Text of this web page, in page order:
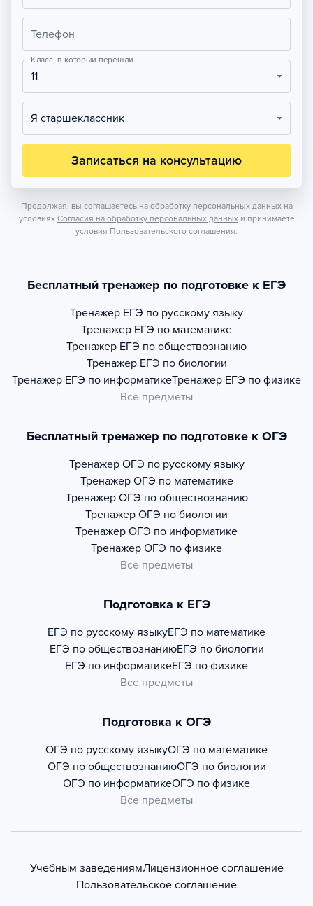
Телефон
Класс, в который перешли
11
Я старшеклассник
Записаться на консультацию
Продолжая, вы соглашаетесь на обработку персональных данных на
условиях Согласия на обработку персональных данных и принимаете
условия Пользовательского соглашения.
Бесплатный тренажер по подготовке к ЕГЭ
Тренажер ЕГЭ по русскому языку
Тренажер ЕГЭ по математике
Тренажер ЕГЭ по обществознанию
Тренажер ЕГЭ по биологии
Тренажер ЕГЭ по информатикеТренажер ЕГЭ по физике
Все предметы
Бесплатный тренажер по подготовке к ОГЭ
Тренажер ОГЭ по русскому языку
Тренажер ОГЭ по математике
Тренажер ОГЭ по обществознанию
Тренажер ОГЭ по биологии
Тренажер ОГЭ по информатике
Тренажер ОГЭ по физике
Все предметы
Подготовка к ЕГЭ
ЕГЭ по русскому языкуЕГЭ по математике
ЕГЭ по обществознаниюЕГЭ по биологии
ЕГЭ по информатикеЕГЭ по физике
Все предметы
Подготовка к ОГЭ
ОГЭ по русскому языкуОГЭ по математике
ОГЭ по обществознаниюОГЭ по биологии
ОГЭ по информатикеОГЭ по физике
Все предметы
Учебным заведениямЛицензионное соглашение
Пользовательское соглашение